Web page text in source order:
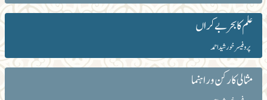
علم کا بحر بے کراں
پروفیسر خورشید احمد
مثالی کارکن و راہنما